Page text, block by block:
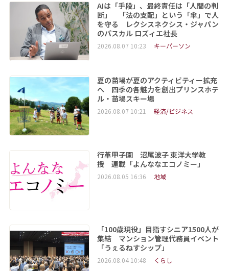
AIは「手段」、最終責任は「人間の判
断」 「法の支配」という「傘」で人
を守る レクシスネクシス・ジャパン
のパスカル ロズィエ社長
2026.08.07 10:23 キーパーソン
夏の苗場が夏のアクティビティー拡充
へ 四季の各魅力を創出プリンスホテ
ル・苗場スキー場
2026.08.07 10:21 経済/ビジネス
行革甲子園 沼尾波子 東洋大学教
授 連載「よんななエコノミー」
2026.08.05 16:36 地域
「100歳現役」目指すシニア1500人が
集結 マンション管理代務員イベント
「うぇるねすシップ」
2026.08.04 10:48 くらし